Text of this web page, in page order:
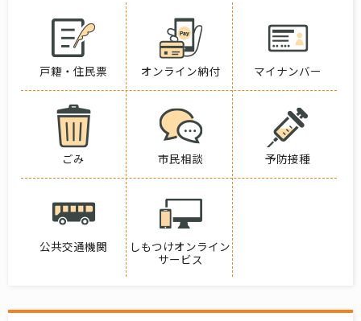
戸籍・住民票 オンライン納付 マイナンバー
ごみ 市民相談 予防接種
公共交通機関
しもつけオンライン
サービス